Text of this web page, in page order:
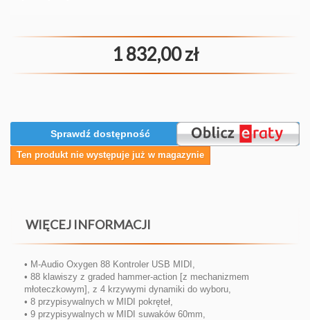
1 832,00 zł
Sprawdź dostępność
Ten produkt nie występuje już w magazynie
WIĘCEJ INFORMACJI
• M-Audio Oxygen 88 Kontroler USB MIDI,
• 88 klawiszy z graded hammer-action [z mechanizmem
młoteczkowym], z 4 krzywymi dynamiki do wyboru,
• 8 przypisywalnych w MIDI pokręteł,
• 9 przypisywalnych w MIDI suwaków 60mm,